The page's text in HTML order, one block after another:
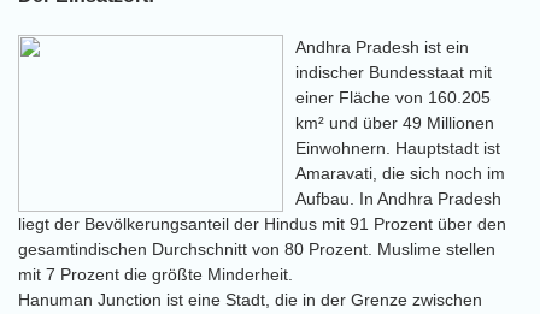
Andhra Pradesh ist ein
indischer Bundesstaat mit
einer Fläche von 160.205
km² und über 49 Millionen
Einwohnern. Hauptstadt ist
Amaravati, die sich noch im
Aufbau. In Andhra Pradesh
liegt der Bevölkerungsanteil der Hindus mit 91 Prozent über den
gesamtindischen Durchschnitt von 80 Prozent. Muslime stellen
mit 7 Prozent die größte Minderheit.
Hanuman Junction ist eine Stadt, die in der Grenze zwischen